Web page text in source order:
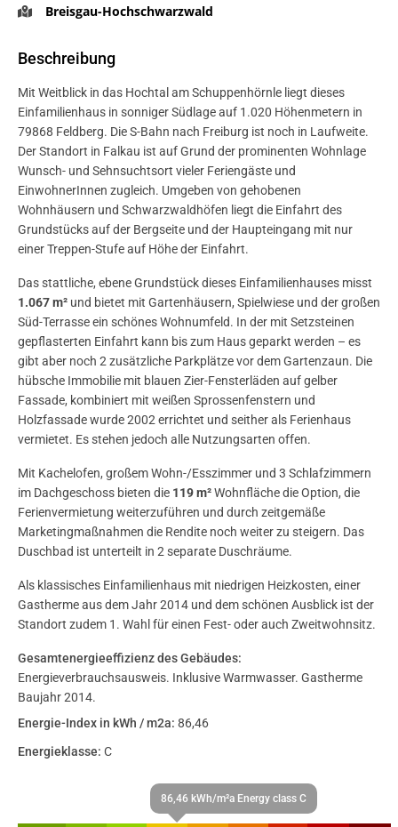
Breisgau-Hochschwarzwald
Beschreibung
Mit Weitblick in das Hochtal am Schuppenhörnle liegt dieses
Einfamilienhaus in sonniger Südlage auf 1.020 Höhenmetern in
79868 Feldberg. Die S-Bahn nach Freiburg ist noch in Laufweite.
Der Standort in Falkau ist auf Grund der prominenten Wohnlage
Wunsch- und Sehnsuchtsort vieler Feriengäste und
EinwohnerInnen zugleich. Umgeben von gehobenen
Wohnhäusern und Schwarzwaldhöfen liegt die Einfahrt des
Grundstücks auf der Bergseite und der Haupteingang mit nur
einer Treppen-Stufe auf Höhe der Einfahrt.
Das stattliche, ebene Grundstück dieses Einfamilienhauses misst
1.067 m² und bietet mit Gartenhäusern, Spielwiese und der großen
Süd-Terrasse ein schönes Wohnumfeld. In der mit Setzsteinen
gepflasterten Einfahrt kann bis zum Haus geparkt werden – es
gibt aber noch 2 zusätzliche Parkplätze vor dem Gartenzaun. Die
hübsche Immobilie mit blauen Zier-Fensterläden auf gelber
Fassade, kombiniert mit weißen Sprossenfenstern und
Holzfassade wurde 2002 errichtet und seither als Ferienhaus
vermietet. Es stehen jedoch alle Nutzungsarten offen.
Mit Kachelofen, großem Wohn-/Esszimmer und 3 Schlafzimmern
im Dachgeschoss bieten die 119 m²Wohnfläche die Option, die
Ferienvermietung weiterzuführen und durch zeitgemäße
Marketingmaßnahmen die Rendite noch weiter zu steigern. Das
Duschbad ist unterteilt in 2 separate Duschräume.
Als klassisches Einfamilienhaus mit niedrigen Heizkosten, einer
Gastherme aus dem Jahr 2014 und dem schönen Ausblick ist der
Standort zudem 1. Wahl für einen Fest- oder auch Zweitwohnsitz.
Gesamtenergieeffizienz des Gebäudes:
Energieverbrauchsausweis. Inklusive Warmwasser. Gastherme
Baujahr 2014.
Energie-Index in kWh / m2a: 86,46
Energieklasse: C
86,46 kWh/m²a Energy class C